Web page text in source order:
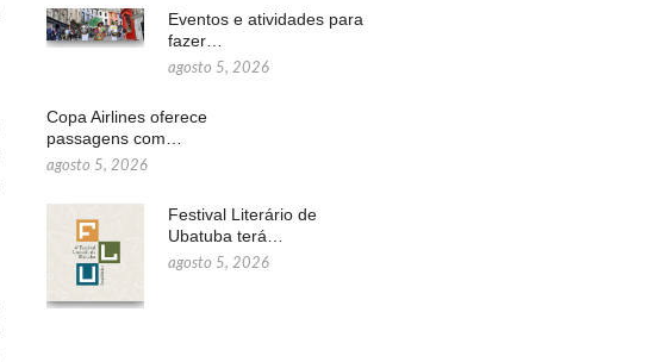
Eventos e atividades para
fazer…
agosto 5, 2026
Copa Airlines oferece
passagens com…
agosto 5, 2026
Festival Literário de
Ubatuba terá…
agosto 5, 2026